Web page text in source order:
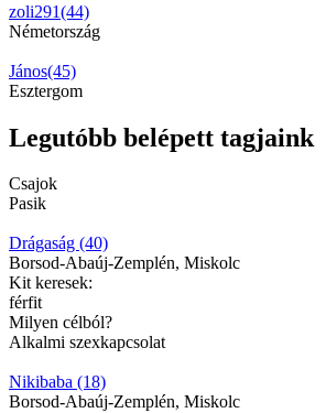
zoli291(44)
Németország
János(45)
Esztergom
Legutóbb belépett tagjaink
Csajok
Pasik
Drágaság (40)
Borsod-Abaúj-Zemplén, Miskolc
Kit keresek:
férfit
Milyen célból?
Alkalmi szexkapcsolat
Nikibaba (18)
Borsod-Abaúj-Zemplén, Miskolc